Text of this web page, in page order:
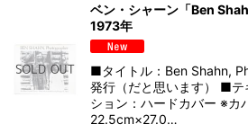
ベン・シャーン「Ben
1973年
■タイトル：Ben Shahn,
発行（だと思います） ■
ション：ハードカバー ※カ
22.5cm×27.0…